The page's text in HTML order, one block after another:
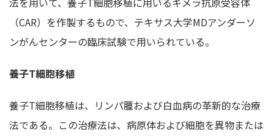
（CAR）を作製するもので、テキサス大学MDアンダーソ
ンがんセンターの臨床試験で用いられている。
養子T細胞移植
養子T細胞移植は、リンパ腫および白血病の革新的な治療
法である。この治療法は、病原体および細胞を異物または